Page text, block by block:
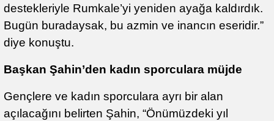
destekleriyle Rumkale’yi yeniden ayağa kaldırdık.
Bugün buradaysak, bu azmin ve inancın eseridir.”
diye konuştu.
Başkan Şahin’den kadın sporculara müjde
Gençlere ve kadın sporculara ayrı bir alan
açılacağını belirten Şahin, “Önümüzdeki yıl